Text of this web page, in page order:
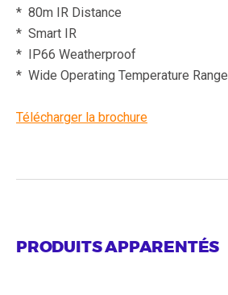
* 80m IR Distance
* Smart IR
* IP66 Weatherproof
* Wide Operating Temperature Range
Télécharger la brochure
PRODUITS APPARENTÉS